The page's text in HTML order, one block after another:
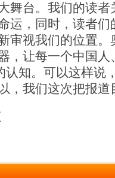
舞台。我们的读
运，同时，读者
审视我们的位置
，让每一个中国
认知。可以这样说
，我们这次把报